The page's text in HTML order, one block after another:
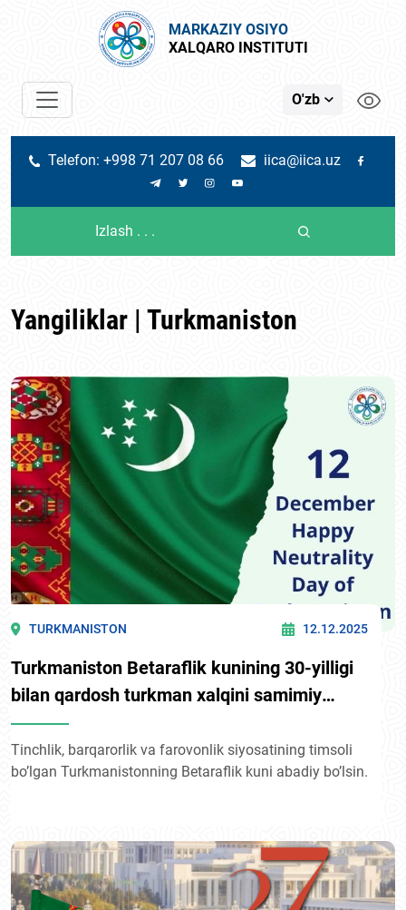
MARKAZIY OSIYO
XALQARO INSTITUTI
O'zb
Telefon: +998 71 207 08 66 iica@iica.uz
Yangiliklar | Turkmaniston
TURKMANISTON 12.12.2025
Turkmaniston Betaraflik kunining 30-yilligi
bilan qardosh turkman xalqini samimiy
qutlaymiz!
Tinchlik, barqarorlik va farovonlik siyosatining timsoli
bo’lgan Turkmanistonning Betaraflik kuni abadiy bo’lsin.